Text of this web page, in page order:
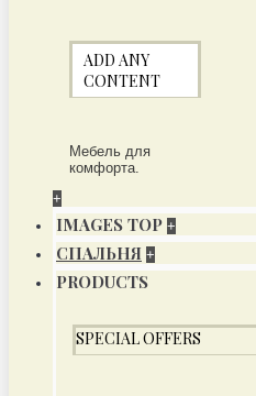
ADD ANY
CONTENT
Мебель для
комфорта.
+
IMAGES TOP +
СПАЛЬНЯ +
PRODUCTS
SPECIAL OFFERS